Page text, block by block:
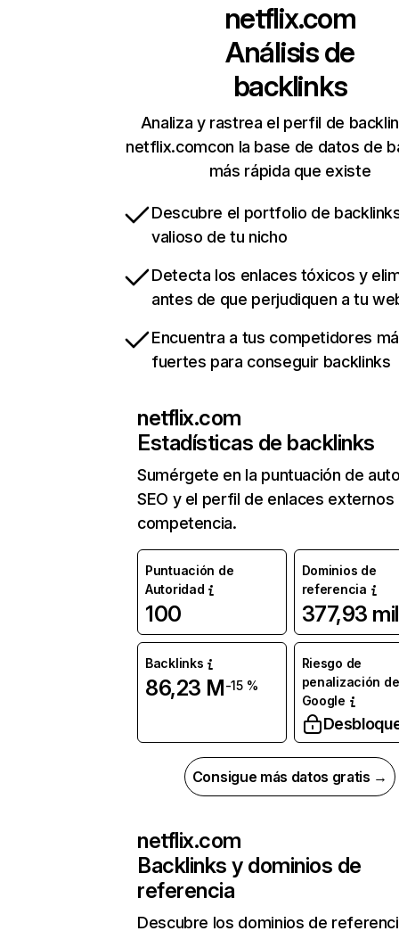
netflix.com
Análisis de
backlinks
Analiza y rastrea el perfil de
netflix.comcon la base de datos de
más rápida que existe
Descubre el portfolio de
valioso de tu nicho
Detecta los enlaces tóxicos y
antes de que perjudiquen a tu
Encuentra a tus competidores
fuertes para conseguir backlinks
netflix.com
Estadísticas de backlinks
Sumérgete en la puntuación de
SEO y el perfil de enlaces externos
competencia.
Puntuación de
Autoridad
100
Dominios de
referencia
377,93 mil
Backlinks
86,23 M-15 %
Riesgo de
penalización de
Google
Consigue más datos gratis →
netflix.com
Backlinks y dominios de
referencia
Descubre los dominios de